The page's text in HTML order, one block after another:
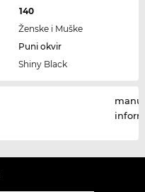
140
Ženske i Muške
Puni okvir
Shiny Black